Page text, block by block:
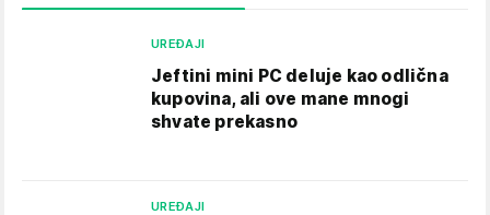
UREĐAJI
Jeftini mini PC deluje kao odlična
kupovina, ali ove mane mnogi
shvate prekasno
UREĐAJI